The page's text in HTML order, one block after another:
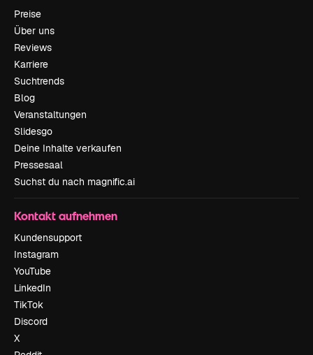
Preise
Über uns
Reviews
Karriere
Suchtrends
Blog
Veranstaltungen
Slidesgo
Deine Inhalte verkaufen
Pressesaal
Suchst du nach magnific.ai
Kontakt aufnehmen
Kundensupport
Instagram
YouTube
LinkedIn
TikTok
Discord
X